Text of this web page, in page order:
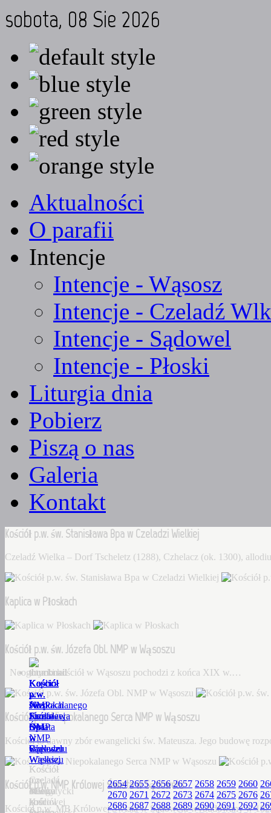
sobota, 08 Sie 2026
Aktualności
O parafii
Intencje
Intencje - Wąsosz
Intencje - Czeladź
Intencje - Sądowel
Intencje - Płoski
Liturgia dnia
Pobierz
Piszą o nas
Galeria
Kontakt
Kościół p.w. św. Stanisława Bpa w Czeladzi Wielkiej
Czeladź Wielka – Dorf Tscheletz (1288), Czhelacz (ok. 1300),
Kaplica w Płoskach
Kościół p.w. św. Józefa Obl. NMP w Wąsoszu
Neogotycki kościół w Wąsoszu pochodzi z końca XIX w.…
Kościół p.w. Niepokalanego Serca NMP w Wąsoszu
Kościół to dawny zbór ewangelicki św. Mateusza. Jego budowę
Kościół p.w. NMP Królowej Świata w Sądowelu
Kościół p.w. MB Królowej Świata w Sądowelu wybudowany w
Kościół
p.w.
św.
Stanisława
Bpa
w
Czeladzi
Wielkiej
Czeladź
Wielka
–
Kaplica
w
Płoskach
Kościół
p.w.
św.
Józefa
Obl.
NMP
w
Wąsoszu
Neogotycki
kościół
Kościół
p.w.
Niepokalanego
Serca
NMP
w
Wąsoszu
Kościół
to
dawny
zbór
Kościół
p.w.
NMP
Królowej
Świata
w
Sądowelu
Kościół
p.w.
MB
Królowej
2654 2655 2656 2657 2658 2659 2660
2670 2671 2672 2673 2674 2675 2676
2686 2687 2688 2689 2690 2691 2692